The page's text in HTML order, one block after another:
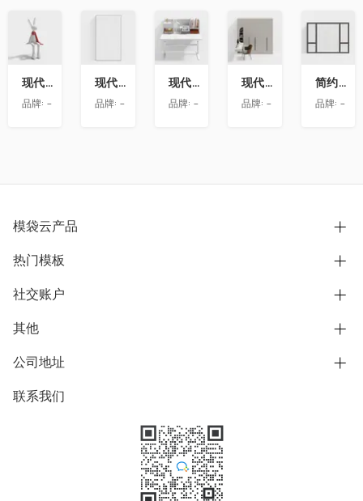
藏
现代兔子艺术雕塑摆件
品牌: -
现代玻璃隔断
品牌: -
收
藏
现代书桌
品牌: -
收
藏
现代衣柜带转角书桌
品牌: -
收
藏
简约房屋推拉窗
品牌: -
模袋云产品
别墅设计营销
模型协同展示分享
别墅社区
别墅模板
热门模板
欧式别墅
中式别墅
日式别墅
社交账户
B站
抖音
微信公众号
其他
用户服务协议
隐私政策
公司地址
上海市浦东新区东方路1215-1217号
联系我们